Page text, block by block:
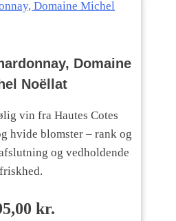
Domaine
Noëllat
vin fra Hautes Cotes
hvide blomster – rank og
og vedholdende
friskhed.
kr.